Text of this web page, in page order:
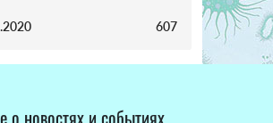
607